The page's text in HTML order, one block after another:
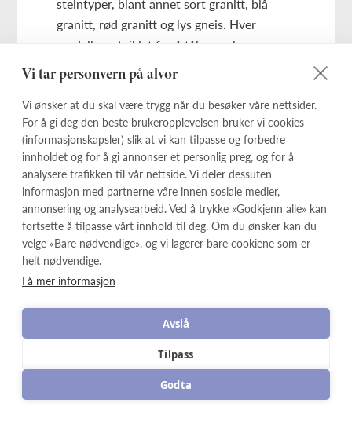
Vi tar personvern på alvor
Vi ønsker at du skal være trygg når du besøker våre nettsider.
For å gi deg den beste brukeropplevelsen bruker vi cookies
(informasjonskapsler) slik at vi kan tilpasse og forbedre
innholdet og for å gi annonser et personlig preg, og for å
analysere trafikken til vår nettside. Vi deler dessuten
informasjon med partnerne våre innen sosiale medier,
annonsering og analysearbeid. Ved å trykke «Godkjenn alle» kan
fortsette å tilpasse vårt innhold til deg. Om du ønsker kan du
velge «Bare nødvendige», og vi lagerer bare cookiene som er
helt nødvendige.
Få mer informasjon
Avslå
Tilpass
Godta
steintyper, blant annet sort granitt, blå
granitt, rød granitt og lys gneis. Hver
modell er utviklet for å tåle norske
værforhold og bevare et vakkert uttrykk i
mange år.
Personlig utforming av gravstein
Du kan tilpasse gravsteinen med navn,
minneord, symboler, ornamenter og ulike
typer skrift. Våre fagfolk hjelper deg gjerne
med å finne en løsning som passer
gravstedet og familiens ønsker.
Finn riktig gravsteinmodell
Utforsk modellene ovenfor for å se bilder,
detaljer og priser. Dersom du ønsker hjelp
til å velge gravstein, kan du kontakte oss
for rådgivning eller bruke vår
for å prøve ulike løsninger.